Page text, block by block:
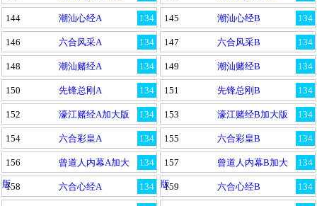
134
144 潮汕心经A 134
145 潮汕心经B
134
146 六合风采A 134
147 六合风采B
134
148 潮汕赌经A 134
149 潮汕赌经B
134
150 先锋总刚A 134
151 先锋总刚B
134
152 濠江赌经A加大版 134
153 濠江赌经B加大版
134
154 六合彩皇A 134
155 六合彩皇B
134
156
曾道人内幕A加大
版
134
157
曾道人内幕B加大
版
134
158 六合心经A 134
159 六合心经B